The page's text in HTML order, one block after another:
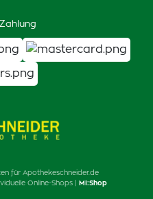
für Apothekeschneider.de
Online-Shops | MI:Shop